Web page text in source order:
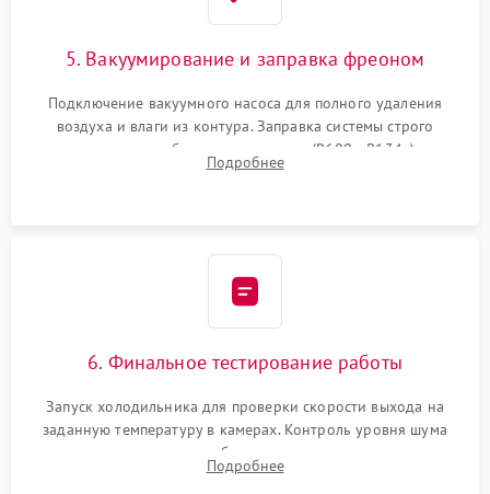
5. Вакуумирование и заправка фреоном
Подключение вакуумного насоса для полного удаления
воздуха и влаги из контура. Заправка системы строго
дозированным объемом хладагента (R600a, R134a) по
электронным весам. Контроль рабочего давления в системе.
Подробнее
6. Финальное тестирование работы
Запуск холодильника для проверки скорости выхода на
заданную температуру в камерах. Контроль уровня шума
компрессора, отсутствия обмерзания стенок и корректного
срабатывания системы автоматической оттайки.
Подробнее